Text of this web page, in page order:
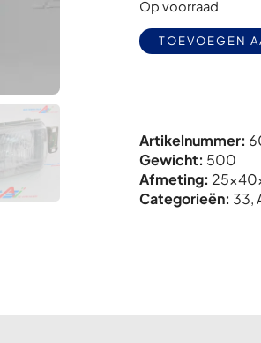
Op voorraad
TOEVOEGEN
Artikelnummer:
Gewicht: 500
Afmeting: 25x
Categorieën: 33,